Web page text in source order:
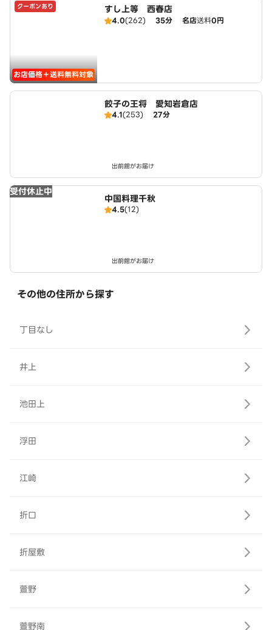
クーポンあり
お店価格＋送料無料対象
すし上等 西春店
4.0(262) 35分 名店送料0円
餃子の王将 愛知岩倉店
4.1(253) 27分
出前館がお届け
受付休止中
中国料理千秋
4.5(12)
出前館がお届け
その他の住所から探す
丁目なし
井上
池田上
浮田
江崎
折口
折屋敷
萱野
萱野南